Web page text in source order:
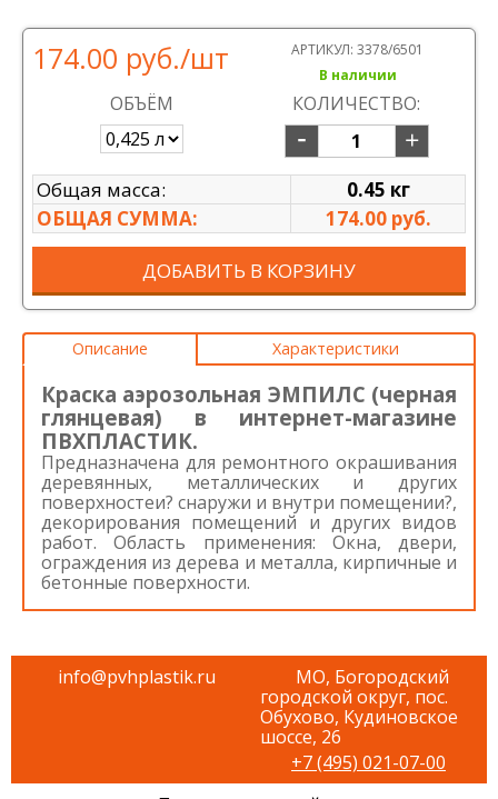
174.00 руб./шт АРТИКУЛ: 3378/6501
В наличии
ОБЪЁМ КОЛИЧЕСТВО:
Общая масса:
0.45 кг
ОБЩАЯ СУММА:
174.00 руб.
ДОБАВИТЬ В КОРЗИНУ
Описание Характеристики
Краска аэрозольная ЭМПИЛС (черная
глянцевая) в интернет-магазине
ПВХПЛАСТИК.
Предназначена для ремонтного окрашивания
деревянных, металлических и других
поверхностеи? снаружи и внутри помещении?,
декорирования помещений и других видов
работ. Область применения: Окна, двери,
ограждения из дерева и металла, кирпичные и
бетонные поверхности.
info@pvhplastik.ru
МО, Богородский
городской округ, пос.
Обухово, Кудиновское
шоссе, 26
+7 (495) 021-07-00